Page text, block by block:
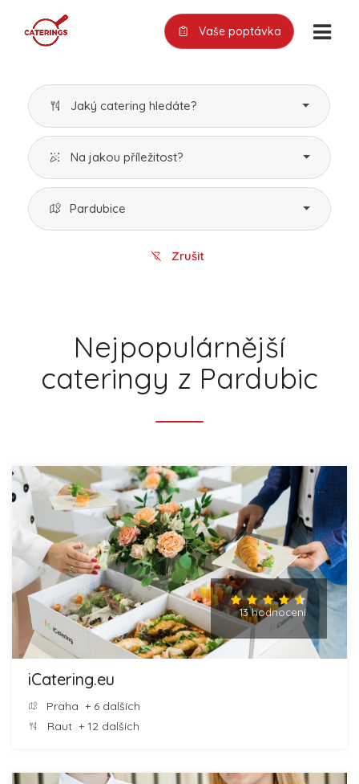
Vaše poptávka
Jaký catering hledáte?
Na jakou příležitost?
Pardubice
Zrušit
Nejpopulárnější
cateringy z Pardubic
13 hodnocení
iCatering.eu
Praha + 6 dalších
Raut + 12 dalších